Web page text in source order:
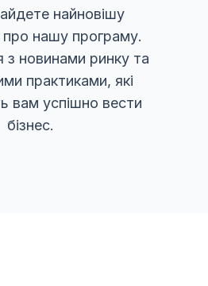
найновішу
про нашу програму.
з новинами ринку та
практиками, які
вам успішно вести
бізнес.